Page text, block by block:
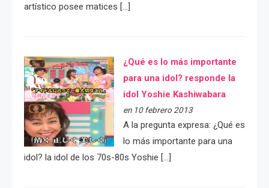
artístico posee matices […]
¿Qué es lo más importante
para una idol? responde la
idol Yoshie Kashiwabara
en 10 febrero 2013
A la pregunta expresa: ¿Qué es
lo más importante para una
idol? la idol de los 70s-80s Yoshie […]